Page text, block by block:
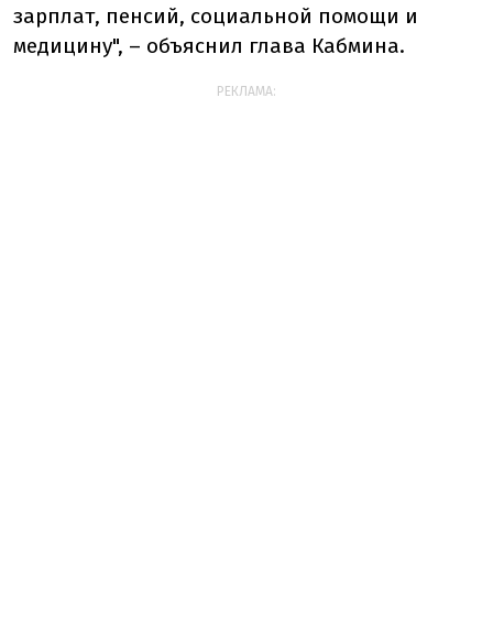
зарплат, пенсий, социальной помощи и
медицину", – объяснил глава Кабмина.
РЕКЛАМА: